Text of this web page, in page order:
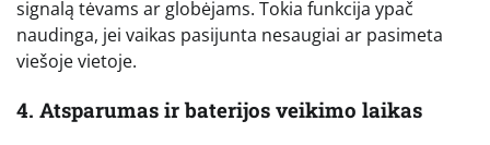
signalą tėvams ar globėjams. Tokia funkcija ypač
naudinga, jei vaikas pasijunta nesaugiai ar pasimeta
viešoje vietoje.
4. Atsparumas ir baterijos veikimo laikas